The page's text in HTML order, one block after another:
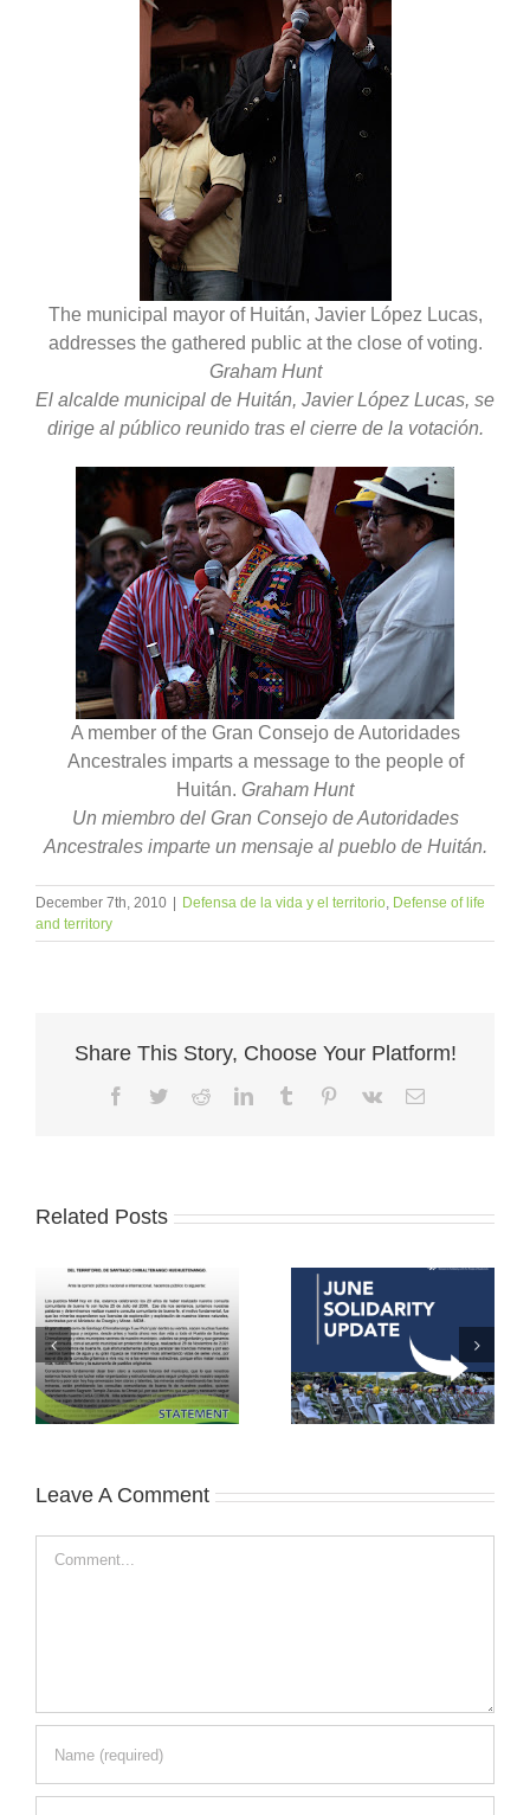
The municipal mayor of Huitán, Javier López Lucas,
addresses the gathered public at the close of voting.
Graham Hunt
El alcalde municipal de Huitán, Javier López Lucas, se
dirige al público reunido tras el cierre de la votación.
A member of the Gran Consejo de Autoridades
Ancestrales imparts a message to the people of
Huitán. Graham Hunt
Un miembro del Gran Consejo de Autoridades
Ancestrales imparte un mensaje al pueblo de Huitán.
December 7th, 2010 Defensa de la vida y el territorio, Defense of life
and territory
Share This Story, Choose Your Platform!
Facebook
TwitterRedditLinkedInTumblr Pinterest
Vk Email
Related Posts
Leave A Comment